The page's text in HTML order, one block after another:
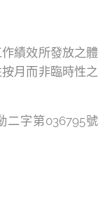
績效所發放之體
月而非臨時性之
二字第036795號